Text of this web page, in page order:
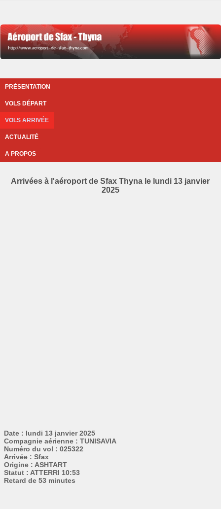
PRÉSENTATION
VOLS DÉPART
VOLS ARRIVÉE
ACTUALITÉ
A PROPOS
Arrivées à l'aéroport de Sfax Thyna le lundi 13 janvier
2025
Date : lundi 13 janvier 2025
Compagnie aérienne : TUNISAVIA
Numéro du vol : 025322
Arrivée : Sfax
Origine : ASHTART
Statut : ATTERRI 10:53
Retard de 53 minutes